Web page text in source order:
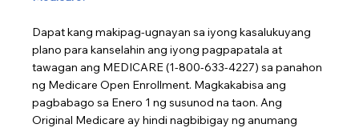
Dapat kang makipag-ugnayan sa iyong kasalukuyang
plano para kanselahin ang iyong pagpapatala at
tawagan ang MEDICARE (1-800-633-4227) sa panahon
ng Medicare Open Enrollment. Magkakabisa ang
pagbabago sa Enero 1 ng susunod na taon. Ang
Original Medicare ay hindi nagbibigay ng anumang